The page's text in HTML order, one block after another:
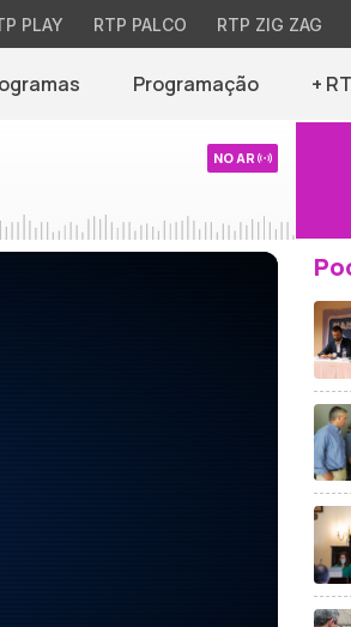
PLAY RTP PALCO RTP ZIG ZAG
Programação +
NO AR